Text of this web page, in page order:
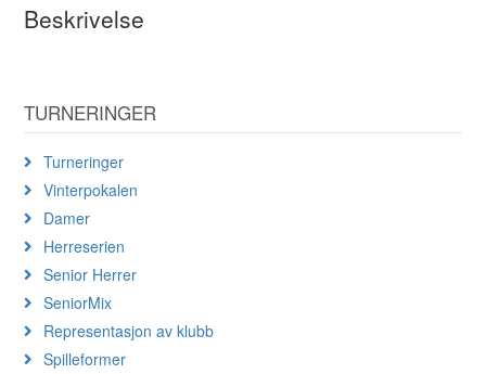
Beskrivelse
TURNERINGER
Turneringer
Vinterpokalen
Damer
Herreserien
Senior Herrer
SeniorMix
Representasjon av klubb
Spilleformer